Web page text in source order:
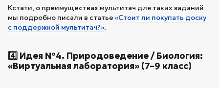
Кстати, о преимуществах мультитач для таких заданий
мы подробно писали в статье «Стоит ли покупать доску
с поддержкой мультитач?».
4️⃣ Идея №4. Природоведение / Биология:
«Виртуальная лаборатория» (7–9 класс)